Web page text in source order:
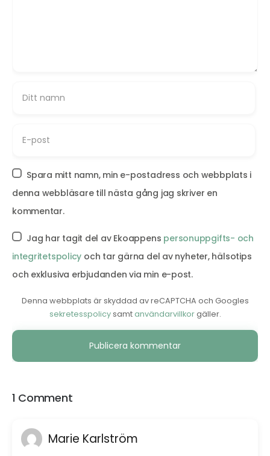
Spara mitt namn, min e-postadress och webbplats i
denna webbläsare till nästa gång jag skriver en
kommentar.
Jag har tagit del av Ekoappens personuppgifts- och
integritetspolicy och tar gärna del av nyheter, hälsotips
och exklusiva erbjudanden via min e-post.
Denna webbplats är skyddad av reCAPTCHA och Googles
sekretesspolicysamtanvändarvillkorgäller.
Alternative:
1 Comment
Marie Karlström